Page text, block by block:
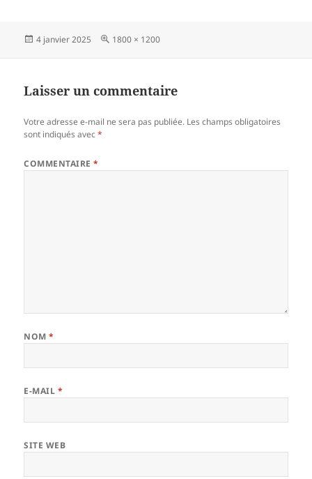
er
Publié
4 janvier 2025
Taille
1800 × 1200
Laisser un commentaire
Votre adresse e-mail ne sera pas publiée. Les champs obligatoires
sont indiqués avec*
COMMENTAIRE*
NOM*
E-MAIL *
SITE WEB